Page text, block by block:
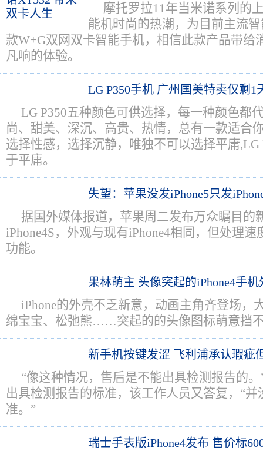
摩托罗拉11年当米诺系列的
能机时尚的热潮，为目前主流
款W+G双网双卡智能手机，相信此款产品带给
凡响的体验。
LG P350手机 广州国美特卖仅剩1
LG P350五种颜色可供选择，每一种颜色都
尚、甜美、深沉、高贵、热情，总有一款适合
选择性感，选择沉静，唯独不可以选择平庸
于平庸。
失望：苹果没发iPhone5只发
据国外媒体报道，苹果周二发布万众瞩目的
iPhone4S，外观与现有iPhone4相同，但处理
功能。
果林萌主 头像突起的iPhone4手机
iPhone的外壳不乏新意，动画主角齐登场，
绵宝宝、松弛熊……突起的的头像图标萌意挡
新手机按键发涩 飞利浦承认瑕疵
“像这种情况，售后是不能出具检测报告的
出具检测报告的标准，该工作人员又答复，“
准。”
瑞士手表版iPhone4发布 售价标